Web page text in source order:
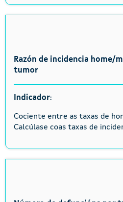
Razón de incidencia home/
tumor
Indicador:
Cociente entre as taxas de
Calcúlase coas taxas de